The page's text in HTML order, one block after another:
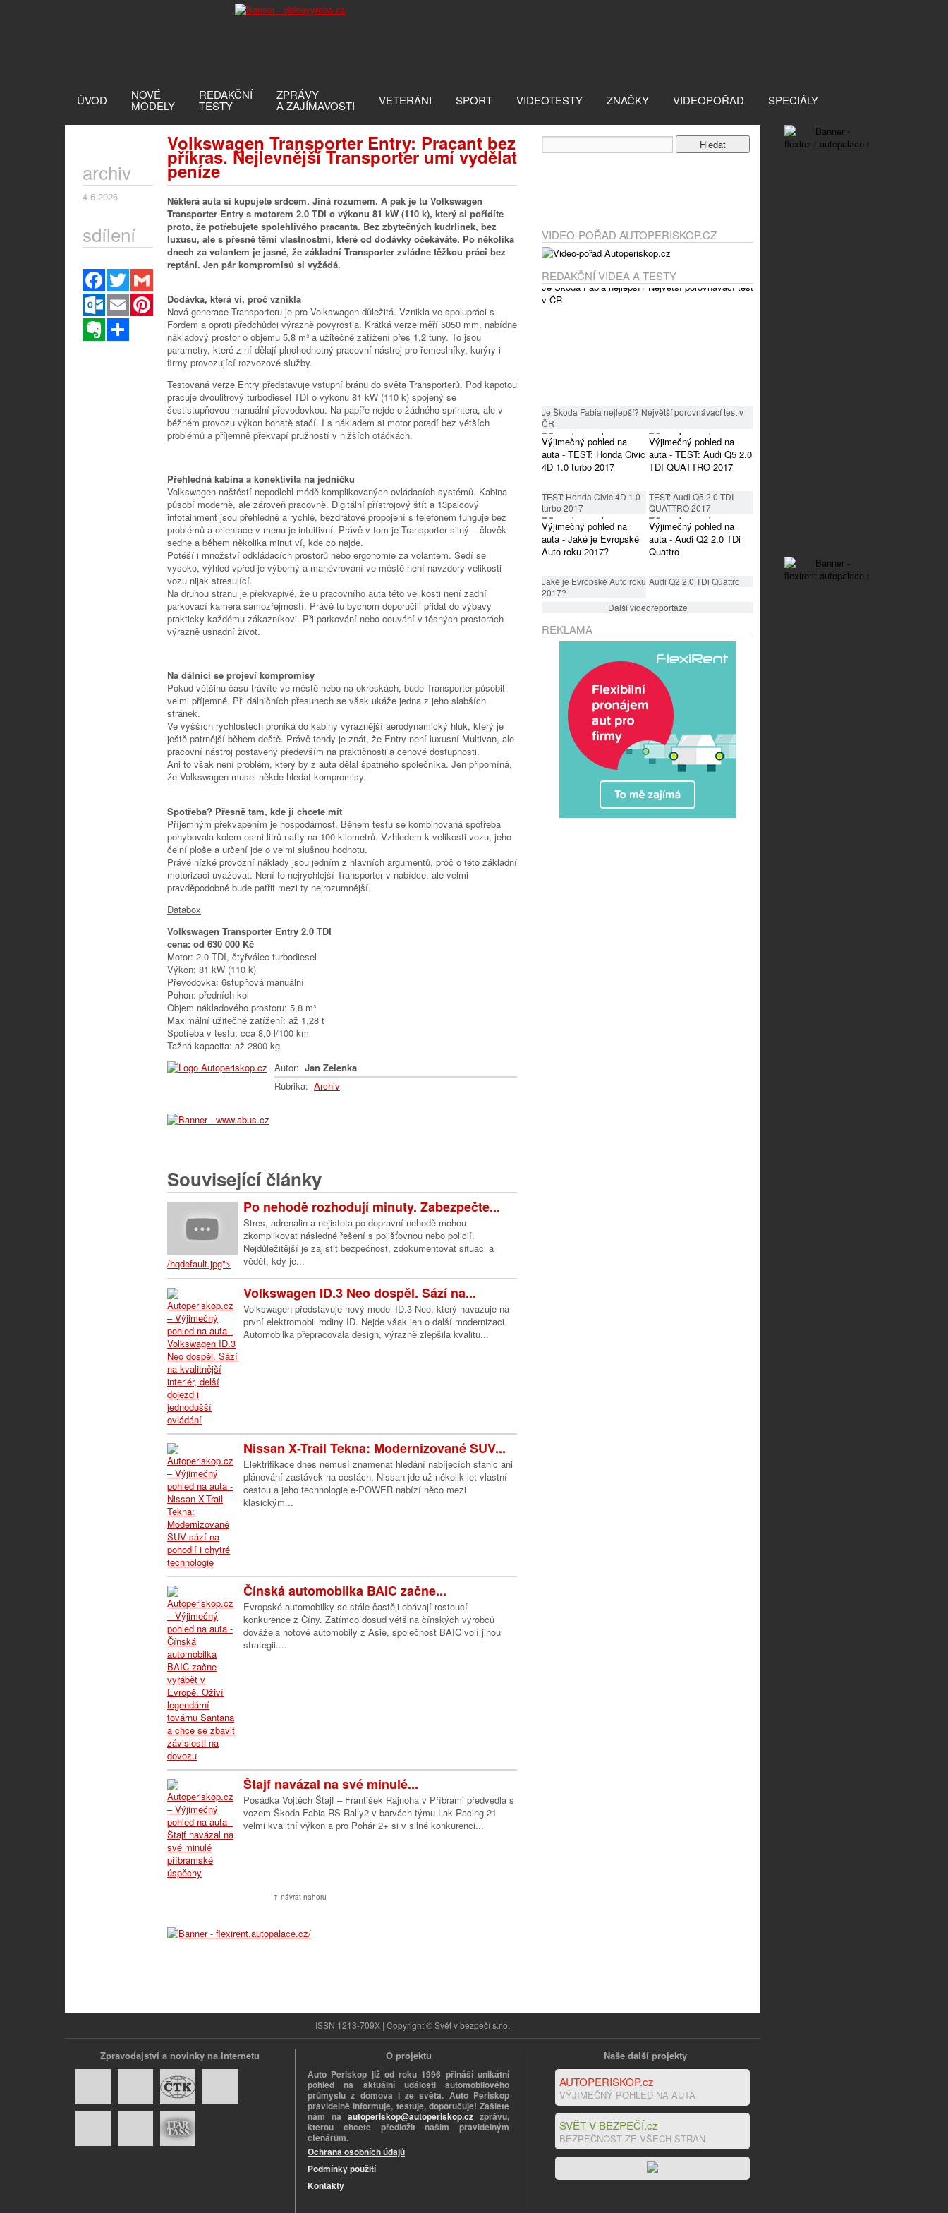
ÚVOD NOVÉ
MODELY
REDAKČNÍ
TESTY
ZPRÁVY
A ZAJÍMAVOSTI VETERÁNI SPORT VIDEOTESTY ZNAČKY VIDEOPOŘAD SPECIÁLY
Volkswagen Transporter Entry: Pracant bez
příkras. Nejlevnější Transporter umí vydělat
peníze
archiv
4.6.2026
sdílení
Facebook
Twitter
Gmail
Outlook.com
Email
Pinterest
Evernote
Některá auta si kupujete srdcem. Jiná rozumem. A pak je tu Volkswagen
Transporter Entry s motorem 2.0 TDI o výkonu 81 kW (110 k), který si pořídíte
proto, že potřebujete spolehlivého pracanta. Bez zbytečných kudrlinek, bez
luxusu, ale s přesně těmi vlastnostmi, které od dodávky očekáváte. Po několika
dnech za volantem je jasné, že základní Transporter zvládne těžkou práci bez
reptání. Jen pár kompromisů si vyžádá.
Dodávka, která ví, proč vznikla
Nová generace Transporteru je pro Volkswagen důležitá. Vznikla ve spolupráci s
Fordem a oproti předchůdci výrazně povyrostla. Krátká verze měří 5050 mm, nabídne
nákladový prostor o objemu 5,8 m³ a užitečné zatížení přes 1,2 tuny. To jsou
parametry, které z ní dělají plnohodnotný pracovní nástroj pro řemeslníky, kurýry i
firmy provozující rozvozové služby.
Testovaná verze Entry představuje vstupní bránu do světa Transporterů. Pod kapotou
pracuje dvoulitrový turbodiesel TDI o výkonu 81 kW (110 k) spojený se
šestistupňovou manuální převodovkou. Na papíře nejde o žádného sprintera, ale v
běžném provozu výkon bohatě stačí. I s nákladem si motor poradí bez větších
problémů a příjemně překvapí pružností v nižších otáčkách.
Přehledná kabina a konektivita na jedničku
Volkswagen naštěstí nepodlehl módě komplikovaných ovládacích systémů. Kabina
působí moderně, ale zároveň pracovně. Digitální přístrojový štít a 13palcový
infotainment jsou přehledné a rychlé, bezdrátové propojení s telefonem funguje bez
problémů a orientace v menu je intuitivní. Právě v tom je Transporter silný – člověk
sedne a během několika minut ví, kde co najde.
Potěší i množství odkládacích prostorů nebo ergonomie za volantem. Sedí se
vysoko, výhled vpřed je výborný a manévrování ve městě není navzdory velikosti
vozu nijak stresující.
Na druhou stranu je překvapivé, že u pracovního auta této velikosti není zadní
parkovací kamera samozřejmostí. Právě tu bychom doporučili přidat do výbavy
prakticky každému zákazníkovi. Při parkování nebo couvání v těsných prostorách
výrazně usnadní život.
Na dálnici se projeví kompromisy
Pokud většinu času trávíte ve městě nebo na okreskách, bude Transporter působit
velmi příjemně. Při dálničních přesunech se však ukáže jedna z jeho slabších
stránek.
Ve vyšších rychlostech proniká do kabiny výraznější aerodynamický hluk, který je
ještě patrnější během deště. Právě tehdy je znát, že Entry není luxusní Multivan, ale
pracovní nástroj postavený především na praktičnosti a cenové dostupnosti.
Ani to však není problém, který by z auta dělal špatného společníka. Jen připomíná,
že Volkswagen musel někde hledat kompromisy.
Spotřeba? Přesně tam, kde ji chcete mít
Příjemným překvapením je hospodárnost. Během testu se kombinovaná spotřeba
pohybovala kolem osmi litrů nafty na 100 kilometrů. Vzhledem k velikosti vozu, jeho
čelní ploše a určení jde o velmi slušnou hodnotu.
Právě nízké provozní náklady jsou jedním z hlavních argumentů, proč o této základní
motorizaci uvažovat. Není to nejrychlejší Transporter v nabídce, ale velmi
pravděpodobně bude patřit mezi ty nejrozumnější.
Databox
Volkswagen Transporter Entry 2.0 TDI
cena: od 630 000 Kč
Motor: 2.0 TDI, čtyřválec turbodiesel
Výkon: 81 kW (110 k)
Převodovka: 6stupňová manuální
Pohon: předních kol
Objem nákladového prostoru: 5,8 m³
Maximální užitečné zatížení: až 1,28 t
Spotřeba v testu: cca 8,0 l/100 km
Tažná kapacita: až 2800 kg
Autor: Jan Zelenka
Rubrika: Archiv
Související články
/hqdefault.jpg">
Po nehodě rozhodují minuty. Zabezpečte...
Stres, adrenalin a nejistota po dopravní nehodě mohou
zkomplikovat následné řešení s pojišťovnou nebo policií.
Nejdůležitější je zajistit bezpečnost, zdokumentovat situaci a
vědět, kdy je...
Volkswagen ID.3 Neo dospěl. Sází na...
Volkswagen představuje nový model ID.3 Neo, který navazuje na
první elektromobil rodiny ID. Nejde však jen o další modernizaci.
Automobilka přepracovala design, výrazně zlepšila kvalitu...
Nissan X-Trail Tekna: Modernizované SUV...
Elektrifikace dnes nemusí znamenat hledání nabíjecích stanic ani
plánování zastávek na cestách. Nissan jde už několik let vlastní
cestou a jeho technologie e-POWER nabízí něco mezi
klasickým...
Čínská automobilka BAIC začne...
Evropské automobilky se stále častěji obávají rostoucí
konkurence z Číny. Zatímco dosud většina čínských výrobců
dovážela hotové automobily z Asie, společnost BAIC volí jinou
strategii....
Štajf navázal na své minulé...
Posádka Vojtěch Štajf – František Rajnoha v Příbrami předvedla s
vozem Škoda Fabia RS Rally2 v barvách týmu Lak Racing 21
velmi kvalitní výkon a pro Pohár 2+ si v silné konkurenci...
↑ návrat nahoru
VIDEO-POŘAD AUTOPERISKOP.CZ
REDAKČNÍ VIDEA A TESTY
Je Škoda Fabia nejlepší? Největší porovnávací test v
ČR
TEST: Honda Civic 4D 1.0
turbo 2017
TEST: Audi Q5 2.0 TDI
QUATTRO 2017
Jaké je Evropské Auto roku
2017?
Audi Q2 2.0 TDi Quattro
Další videoreportáže
REKLAMA
ISSN 1213-709X | Copyright © Svět v bezpečí s.r.o.
Zpravodajství a novinky na internetu Naše další projekty
AUTOPERISKOP.cz
VÝJIMEČNÝ POHLED NA AUTA
SVĚT V BEZPEČÍ.cz
BEZPEČNOST ZE VŠECH STRAN
O projektu
Auto Periskop již od roku 1996 přináší unikátní
pohled na aktuální události automobilového
průmyslu z domova i ze světa. Auto Periskop
pravidelně informuje, testuje, doporučuje! Zašlete
nám na autoperiskop@autoperiskop.cz zprávu,
kterou chcete předložit našim pravidelným
čtenářům.
Ochrana osobních údajů
Podmínky použití
Kontakty